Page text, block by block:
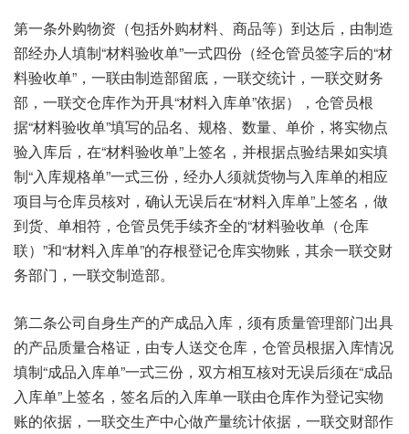
第一条外购物资（包括外购材料、商品等）到达后，由制造
部经办人填制“材料验收单”一式四份（经仓管员签字后的“材
料验收单”，一联由制造部留底，一联交统计，一联交财务
部，一联交仓库作为开具“材料入库单”依据），仓管员根
据“材料验收单”填写的品名、规格、数量、单价，将实物点
验入库后，在“材料验收单”上签名，并根据点验结果如实填
制“入库规格单”一式三份，经办人须就货物与入库单的相应
项目与仓库员核对，确认无误后在“材料入库单”上签名，做
到货、单相符，仓管员凭手续齐全的“材料验收单（仓库
联）”和“材料入库单”的存根登记仓库实物账，其余一联交财
务部门，一联交制造部。
第二条公司自身生产的产成品入库，须有质量管理部门出具
的产品质量合格证，由专人送交仓库，仓管员根据入库情况
填制“成品入库单”一式三份，双方相互核对无误后须在“成品
入库单”上签名，签名后的入库单一联由仓库作为登记实物
账的依据，一联交生产中心做产量统计依据，一联交财部作